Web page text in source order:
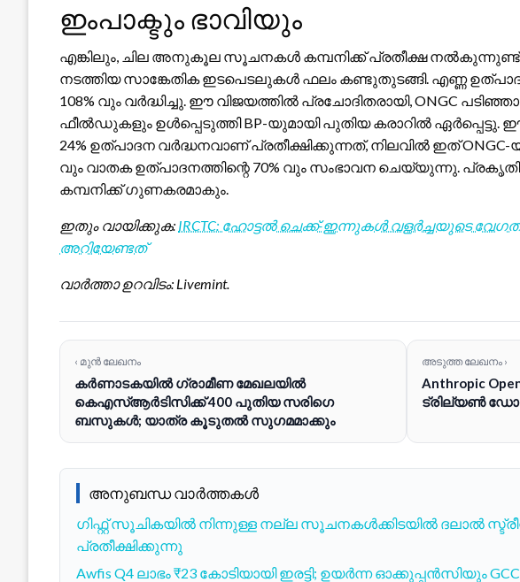
ഇംപാക്ടും ഭാവിയും
എങ്കിലും, ചില അനുകൂല സൂചനകൾ കമ്പനിക്ക് പ്രതീക്ഷ
നടത്തിയ സാങ്കേതിക ഇടപെടലുകൾ ഫലം കണ്ടുതുടങ്ങി. എണ്ണ
108% വും വർദ്ധിച്ചു. ഈ വിജയത്തിൽ പ്രചോദിതരായി, ONGC
ഫീൽഡുകളും ഉൾപ്പെടുത്തി BP-യുമായി പുതിയ കരാറിൽ ഏർപ്പെട്ടു.
24% ഉത്പാദന വർദ്ധനവാണ് പ്രതീക്ഷിക്കുന്നത്, നിലവിൽ ഇത് ONGC-
വും വാതക ഉത്പാദനത്തിന്റെ 70% വും സംഭാവന ചെയ്യുന്നു.
കമ്പനിക്ക് ഗുണകരമാകും.
ഇതും വായിക്കുക: IRCTC: ഹോട്ടൽ ചെക്ക്-ഇന്നുകൾ വളർച്ചയുടെ
അറിയേണ്ടത്
വാർത്താ ഉറവിടം: Livemint.
‹ മുൻ ലേഖനം
കർണാടകയിൽ ഗ്രാമീണ മേഖലയിൽ
കെഎസ്ആർടിസിക്ക് 400 പുതിയ സരിഗെ
ബസുകൾ; യാത്ര കൂടുതൽ സുഗമമാക്കും
അടുത്ത ലേഖനം ›
Anthropic
ട്രില്യൺ
അനുബന്ധ വാർത്തകൾ
ഗിഫ്റ്റ് സൂചികയിൽ നിന്നുള്ള നല്ല സൂചനകൾക്കിടയിൽ ദലാൽ
പ്രതീക്ഷിക്കുന്നു
Awfis Q4 ലാഭം ₹23 കോടിയായി ഇരട്ടി; ഉയർന്ന ഓക്കുപ്പൻസിയും